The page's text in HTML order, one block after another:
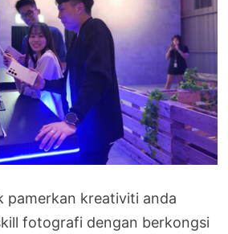
pamerkan kreativiti anda
fotografi dengan berkongsi